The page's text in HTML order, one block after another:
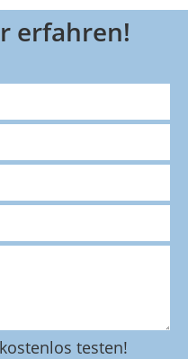
erfahren!
kostenlos testen!